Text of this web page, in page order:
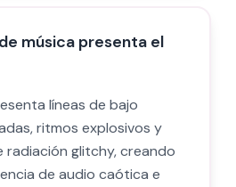
música presenta el
líneas de bajo
ritmos explosivos y
radiación glitchy, creando
de audio caótica e